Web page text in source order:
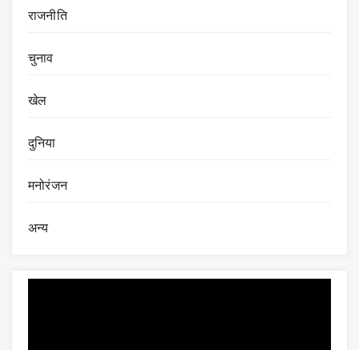
राजनीति
चुनाव
खेल
दुनिया
मनोरंजन
अन्य